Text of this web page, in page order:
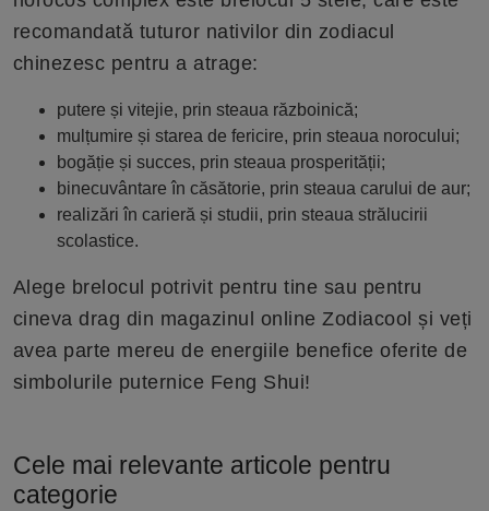
recomandată tuturor nativilor din zodiacul
chinezesc pentru a atrage:
putere și vitejie, prin steaua războinică;
mulțumire și starea de fericire, prin steaua norocului;
bogăție și succes, prin steaua prosperității;
binecuvântare în căsătorie, prin steaua carului de aur;
realizări în carieră și studii, prin steaua strălucirii
scolastice.
Alege brelocul potrivit pentru tine sau pentru
cineva drag din magazinul online Zodiacool și veți
avea parte mereu de energiile benefice oferite de
simbolurile puternice Feng Shui!
Cele mai relevante articole pentru
categorie